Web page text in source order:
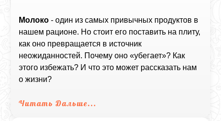
Молоко - один из самых привычных продуктов в
нашем рационе. Но стоит его поставить на плиту,
как оно превращается в источник
неожиданностей. Почему оно «убегает»? Как
этого избежать? И что это может рассказать нам
о жизни?
Читать Дальше...